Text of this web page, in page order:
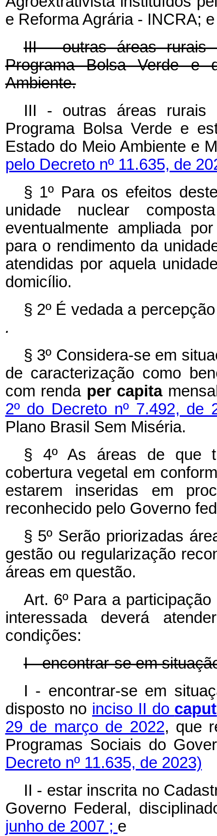
e Reforma Agrária - INCRA; e
III - outras áreas rurais
Programa Bolsa Verde e
Ambiente.
III - outras áreas rurais
Programa Bolsa Verde e
Estado do Meio Ambiente
pelo Decreto nº 11.635, de
§ 1º Para os efeitos
unidade nuclear
eventualmente ampliada
para o rendimento da
atendidas por aquela
domicílio.
§ 2º É vedada a
.
§ 3º Considera-se em
de caracterização como
com renda per capita
2º do Decreto nº 7.492,
Plano Brasil Sem Miséria.
§ 4º As áreas de que
cobertura vegetal em
estarem inseridas em
reconhecido pelo Governo
§ 5º Serão priorizadas
gestão ou regularização
áreas em questão.
Art. 6º Para a
interessada deverá
condições:
I - encontrar-se em
I - encontrar-se em
disposto no inciso II do caput
29 de março de 2022, que
Programas Sociais do
Decreto nº 11.635, de 2023)
II - estar inscrita no
Governo Federal,
junho de 2007 ; e